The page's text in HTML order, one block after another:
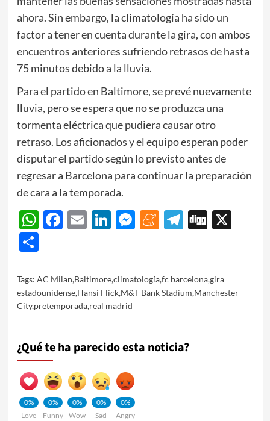
ahora. Sin embargo, la climatología ha sido un
factor a tener en cuenta durante la gira, con ambos
encuentros anteriores sufriendo retrasos de hasta
75 minutos debido a la lluvia.
Para el partido en Baltimore, se prevé nuevamente
lluvia, pero se espera que no se produzca una
tormenta eléctrica que pudiera causar otro
retraso. Los aficionados y el equipo esperan poder
disputar el partido según lo previsto antes de
regresar a Barcelona para continuar la preparación
de cara a la temporada.
WhatsApp
Facebook
EmailLinkedIn
Messenger
Meneame
Telegram
Digg
X
Share
Tags: AC Milan,Baltimore,climatología,fc barcelona,gira
estadounidense,Hansi Flick,M&T Bank Stadium,Manchester
City,pretemporada,real madrid
¿Qué te ha parecido esta noticia?
0%
Love
0%
Funny
0%
Wow
0%
Sad
0%
Angry